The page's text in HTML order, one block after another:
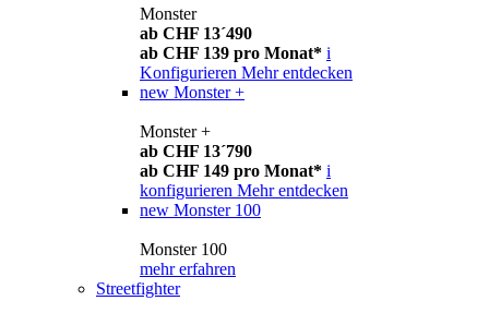
Monster
ab CHF 13´490
ab CHF 139 pro Monat* i
Konfigurieren Mehr entdecken
new Monster +
Monster +
ab CHF 13´790
ab CHF 149 pro Monat* i
konfigurieren Mehr entdecken
new Monster 100
Monster 100
mehr erfahren
Streetfighter